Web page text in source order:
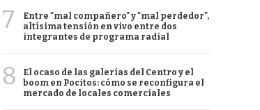
7
Entre "mal compañero" y "mal perdedor",
altísima tensión en vivo entre dos
integrantes de programa radial
8
El ocaso de las galerías del Centro y el
boom en Pocitos: cómo se reconfigura el
mercado de locales comerciales